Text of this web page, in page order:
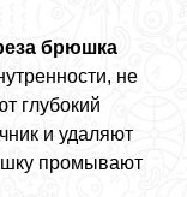
брюшка
не
глубокий
и удаляют
промывают